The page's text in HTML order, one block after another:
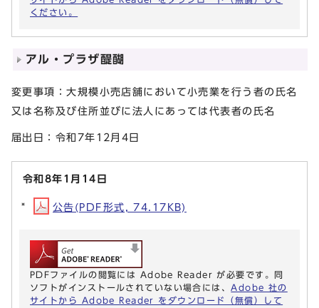
ください。
アル・プラザ醍醐
変更事項：大規模小売店舗において小売業を行う者の氏名
又は名称及び住所並びに法人にあっては代表者の氏名
届出日：令和7年12月4日
令和8年1月14日
公告(PDF形式, 74.17KB)
PDFファイルの閲覧には Adobe Reader が必要です。同
ソフトがインストールされていない場合には、Adobe 社の
サイトから Adobe Reader をダウンロード（無償）して